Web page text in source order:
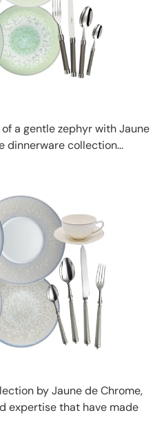
a gentle zephyr with Jaune
dinnerware collection...
by Jaune de Chrome,
expertise that have made